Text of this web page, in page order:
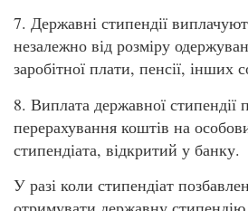
7. Державні стипендії
незалежно від розміру
заробітної плати, пенсії, інших
8. Виплата державної стипендії
перерахування коштів на
стипендіата, відкритий у банку.
У разі коли стипендіат